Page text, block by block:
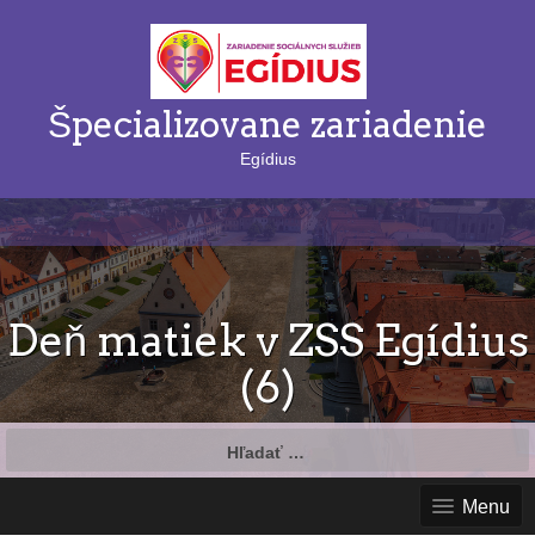
Špecializovane zariadenie
Egídius
Deň matiek v ZSS Egídius
(6)
Menu